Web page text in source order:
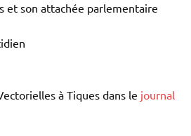
et son attachée parlementaire
à Tiques dans le journal